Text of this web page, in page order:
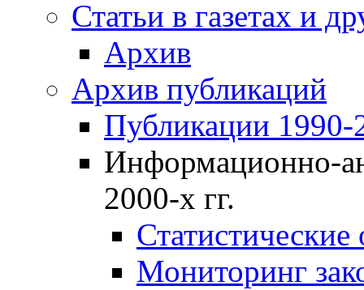
Статьи в газетах и
Архив
Архив публикаций
Публикации 1990-
Информационно-
2000-х гг.
Мониторинг